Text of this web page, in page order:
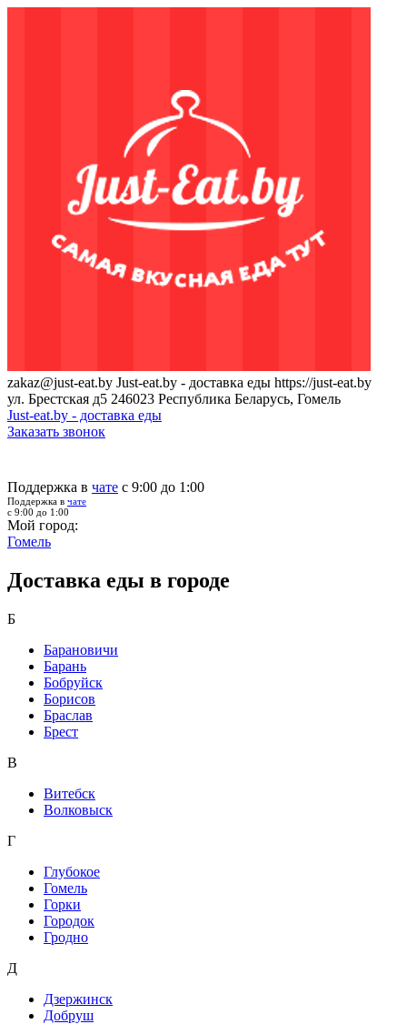
zakaz@just-eat.by Just-eat.by - доставка еды https://just-eat.by
ул. Брестская д5 246023 Республика Беларусь, Гомель
Just-eat.by - доставка еды
Заказать звонок
Поддержка в чате с 9:00 до 1:00
Поддержка в чате
с 9:00 до 1:00
Мой город:
Гомель
Доставка еды в городе
Б
Барановичи
Барань
Бобруйск
Борисов
Браслав
Брест
В
Витебск
Волковыск
Г
Глубокое
Гомель
Горки
Городок
Гродно
Д
Дзержинск
Добруш